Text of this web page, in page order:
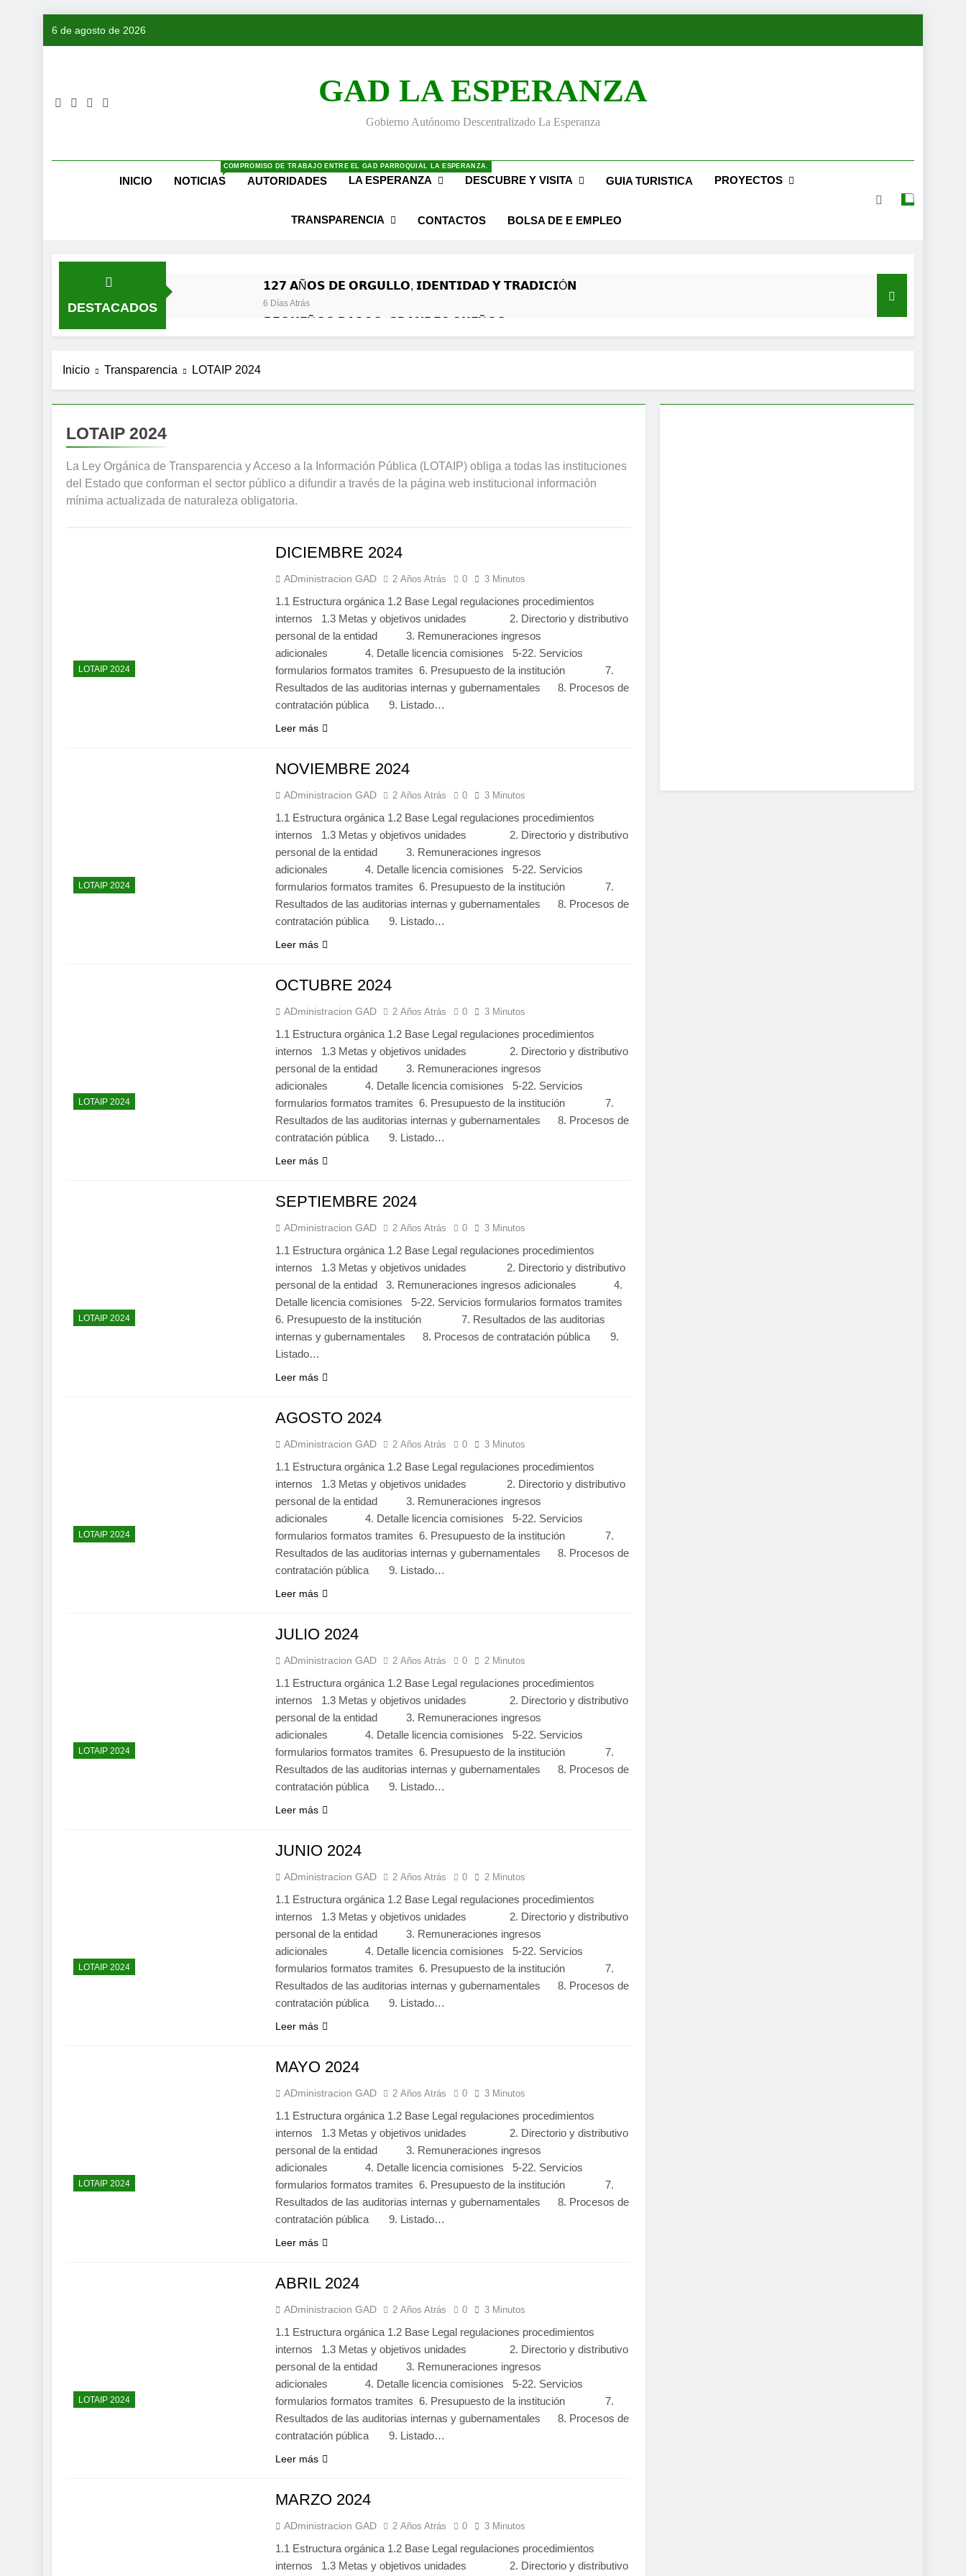
6 de agosto de 2026
GAD LA ESPERANZA
Gobierno Autónomo Descentralizado La Esperanza
INICIO NOTICIAS
COMPROMISO DE TRABAJO ENTRE EL GAD PARROQUIAL LA ESPERANZA.
AUTORIDADES LA ESPERANZA DESCUBRE Y VISITA GUIA TURISTICA PROYECTOS
TRANSPARENCIA CONTACTOS BOLSA DE E EMPLEO
DESTACADOS
𝟭𝟮𝟳 𝗔Ñ𝗢𝗦 𝗗𝗘 𝗢𝗥𝗚𝗨𝗟𝗟𝗢, 𝗜𝗗𝗘𝗡𝗧𝗜𝗗𝗔𝗗 𝗬 𝗧𝗥𝗔𝗗𝗜𝗖𝗜Ó𝗡
6 Días Atrás
𝙋𝙀𝙌𝙐𝙀Ñ𝙊𝙎 𝙋𝘼𝙎𝙊𝙎, 𝙂𝙍𝘼𝙉𝘿𝙀𝙎 𝙎𝙐𝙀Ñ𝙊𝙎
6 Días Atrás
Inicio Transparencia LOTAIP 2024
LOTAIP 2024
La Ley Orgánica de Transparencia y Acceso a la Información Pública (LOTAIP) obliga a todas las instituciones
del Estado que conforman el sector público a difundir a través de la página web institucional información
mínima actualizada de naturaleza obligatoria.
LOTAIP 2024
DICIEMBRE 2024
ADministracion GAD 2 Años Atrás 0 3 Minutos
1.1 Estructura orgánica 1.2 Base Legal regulaciones procedimientos
internos 1.3 Metas y objetivos unidades 2. Directorio y distributivo
personal de la entidad 3. Remuneraciones ingresos
adicionales 4. Detalle licencia comisiones 5-22. Servicios
formularios formatos tramites 6. Presupuesto de la institución 7.
Resultados de las auditorias internas y gubernamentales 8. Procesos de
contratación pública 9. Listado…
Leer más
LOTAIP 2024
NOVIEMBRE 2024
ADministracion GAD 2 Años Atrás 0 3 Minutos
1.1 Estructura orgánica 1.2 Base Legal regulaciones procedimientos
internos 1.3 Metas y objetivos unidades 2. Directorio y distributivo
personal de la entidad 3. Remuneraciones ingresos
adicionales 4. Detalle licencia comisiones 5-22. Servicios
formularios formatos tramites 6. Presupuesto de la institución 7.
Resultados de las auditorias internas y gubernamentales 8. Procesos de
contratación pública 9. Listado…
Leer más
LOTAIP 2024
OCTUBRE 2024
ADministracion GAD 2 Años Atrás 0 3 Minutos
1.1 Estructura orgánica 1.2 Base Legal regulaciones procedimientos
internos 1.3 Metas y objetivos unidades 2. Directorio y distributivo
personal de la entidad 3. Remuneraciones ingresos
adicionales 4. Detalle licencia comisiones 5-22. Servicios
formularios formatos tramites 6. Presupuesto de la institución 7.
Resultados de las auditorias internas y gubernamentales 8. Procesos de
contratación pública 9. Listado…
Leer más
LOTAIP 2024
SEPTIEMBRE 2024
ADministracion GAD 2 Años Atrás 0 3 Minutos
1.1 Estructura orgánica 1.2 Base Legal regulaciones procedimientos
internos 1.3 Metas y objetivos unidades 2. Directorio y distributivo
personal de la entidad 3. Remuneraciones ingresos adicionales 4.
Detalle licencia comisiones 5-22. Servicios formularios formatos tramites
6. Presupuesto de la institución 7. Resultados de las auditorias
internas y gubernamentales 8. Procesos de contratación pública 9.
Listado…
Leer más
LOTAIP 2024
AGOSTO 2024
ADministracion GAD 2 Años Atrás 0 3 Minutos
1.1 Estructura orgánica 1.2 Base Legal regulaciones procedimientos
internos 1.3 Metas y objetivos unidades 2. Directorio y distributivo
personal de la entidad 3. Remuneraciones ingresos
adicionales 4. Detalle licencia comisiones 5-22. Servicios
formularios formatos tramites 6. Presupuesto de la institución 7.
Resultados de las auditorias internas y gubernamentales 8. Procesos de
contratación pública 9. Listado…
Leer más
LOTAIP 2024
JULIO 2024
ADministracion GAD 2 Años Atrás 0 2 Minutos
1.1 Estructura orgánica 1.2 Base Legal regulaciones procedimientos
internos 1.3 Metas y objetivos unidades 2. Directorio y distributivo
personal de la entidad 3. Remuneraciones ingresos
adicionales 4. Detalle licencia comisiones 5-22. Servicios
formularios formatos tramites 6. Presupuesto de la institución 7.
Resultados de las auditorias internas y gubernamentales 8. Procesos de
contratación pública 9. Listado…
Leer más
LOTAIP 2024
JUNIO 2024
ADministracion GAD 2 Años Atrás 0 2 Minutos
1.1 Estructura orgánica 1.2 Base Legal regulaciones procedimientos
internos 1.3 Metas y objetivos unidades 2. Directorio y distributivo
personal de la entidad 3. Remuneraciones ingresos
adicionales 4. Detalle licencia comisiones 5-22. Servicios
formularios formatos tramites 6. Presupuesto de la institución 7.
Resultados de las auditorias internas y gubernamentales 8. Procesos de
contratación pública 9. Listado…
Leer más
LOTAIP 2024
MAYO 2024
ADministracion GAD 2 Años Atrás 0 3 Minutos
1.1 Estructura orgánica 1.2 Base Legal regulaciones procedimientos
internos 1.3 Metas y objetivos unidades 2. Directorio y distributivo
personal de la entidad 3. Remuneraciones ingresos
adicionales 4. Detalle licencia comisiones 5-22. Servicios
formularios formatos tramites 6. Presupuesto de la institución 7.
Resultados de las auditorias internas y gubernamentales 8. Procesos de
contratación pública 9. Listado…
Leer más
LOTAIP 2024
ABRIL 2024
ADministracion GAD 2 Años Atrás 0 3 Minutos
1.1 Estructura orgánica 1.2 Base Legal regulaciones procedimientos
internos 1.3 Metas y objetivos unidades 2. Directorio y distributivo
personal de la entidad 3. Remuneraciones ingresos
adicionales 4. Detalle licencia comisiones 5-22. Servicios
formularios formatos tramites 6. Presupuesto de la institución 7.
Resultados de las auditorias internas y gubernamentales 8. Procesos de
contratación pública 9. Listado…
Leer más
MARZO 2024
ADministracion GAD 2 Años Atrás 0 3 Minutos
1.1 Estructura orgánica 1.2 Base Legal regulaciones procedimientos
internos 1.3 Metas y objetivos unidades 2. Directorio y distributivo